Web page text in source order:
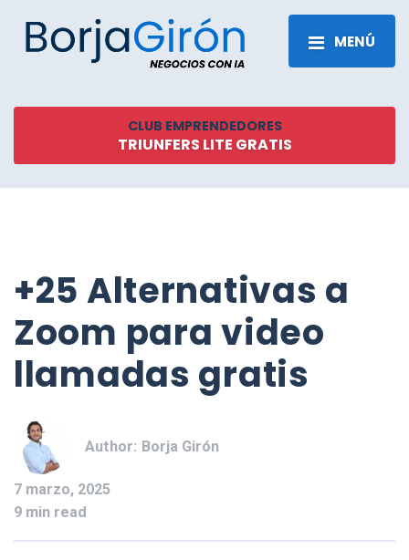
MENÚ
CLUB EMPRENDEDORES
TRIUNFERS LITE GRATIS
+25 Alternativas a
Zoom para video
llamadas gratis
Author: Borja Girón
7 marzo, 2025
9 min read